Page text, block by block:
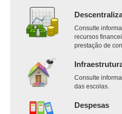
Consulte
recursos
prestação de
Consulte
das escolas.
Despesas